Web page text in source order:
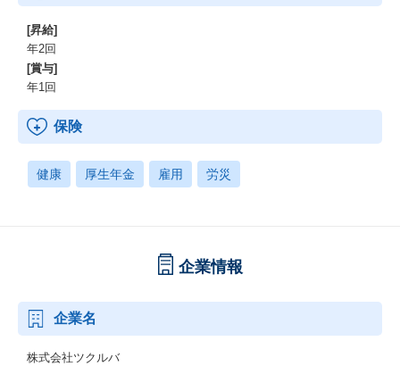
[昇給]
年2回
[賞与]
年1回
保険
健康 厚生年金 雇用 労災
企業情報
企業名
株式会社ツクルバ